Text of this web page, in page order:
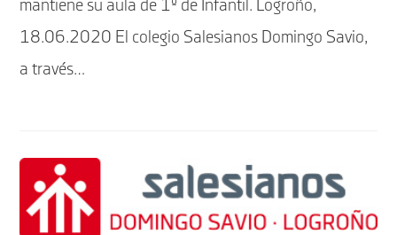
mantiene su aula de 1º de Infantil. Logroño,
18.06.2020 El colegio Salesianos Domingo Savio,
a través…